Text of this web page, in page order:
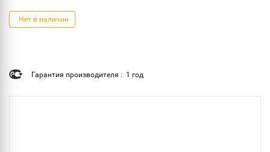
Нет в наличии
Гарантия производителя : 1 год